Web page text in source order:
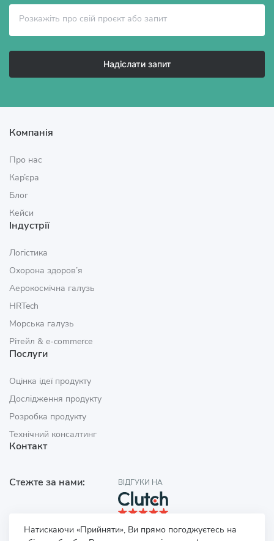
Натискаючи «Прийняти», Ви прямо погоджуєтесь на
Надіслати запит
Компанія
Про нас
Кар’єра
Блог
Кейси
Індустрії
Логістика
Охорона здоров’я
Аерокосмічна галузь
HRTech
Морська галузь
Рітейл & e‑commerce
Послуги
Оцінка ідеї продукту
Дослідження продукту
Розробка продукту
Технічний консалтинг
Контакт
Стежте за нами: ВІДГУКИ НА